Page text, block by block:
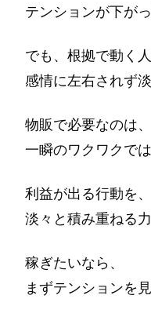
テンションが下が
でも、根拠で動く人
感情に左右されず
物販で必要なのは、
一瞬のワクワクで
利益が出る行動を、
淡々と積み重ねる力
稼ぎたいなら、
まずテンションを